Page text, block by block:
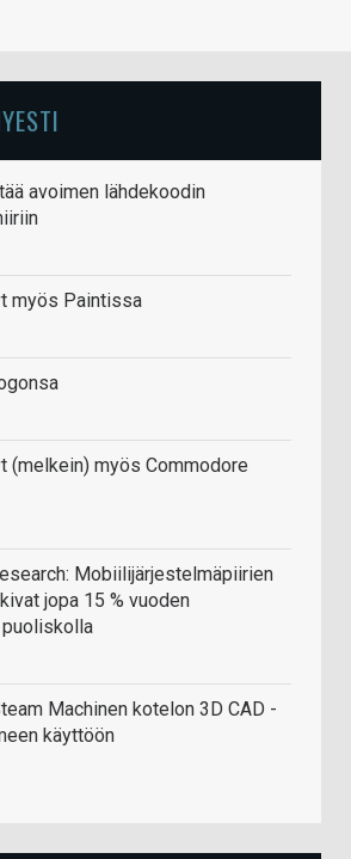
avoimen lähdekoodin
myös Paintissa
(melkein) myös Commodore
Mobiilijärjestelmäpiirien
jopa 15 % vuoden
Machinen kotelon 3D CAD -
käyttöön